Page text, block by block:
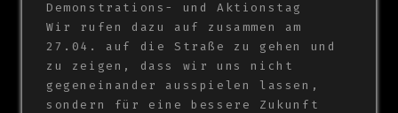
Demonstrations- und Aktionstag
Wir rufen dazu auf zusammen am
27.04. auf die Straße zu gehen und
zu zeigen, dass wir uns nicht
gegeneinander ausspielen lassen,
sondern für eine bessere Zukunft